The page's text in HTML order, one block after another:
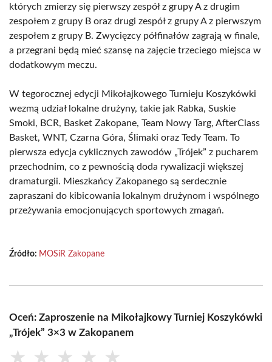
których zmierzy się pierwszy zespół z grupy A z drugim
zespołem z grupy B oraz drugi zespół z grupy A z pierwszym
zespołem z grupy B. Zwycięzcy półfinałów zagrają w finale,
a przegrani będą mieć szansę na zajęcie trzeciego miejsca w
dodatkowym meczu.
W tegorocznej edycji Mikołajkowego Turnieju Koszykówki
wezmą udział lokalne drużyny, takie jak Rabka, Suskie
Smoki, BCR, Basket Zakopane, Team Nowy Targ, AfterClass
Basket, WNT, Czarna Góra, Ślimaki oraz Tedy Team. To
pierwsza edycja cyklicznych zawodów „Trójek” z pucharem
przechodnim, co z pewnością doda rywalizacji większej
dramaturgii. Mieszkańcy Zakopanego są serdecznie
zapraszani do kibicowania lokalnym drużynom i wspólnego
przeżywania emocjonujących sportowych zmagań.
Źródło: MOSiR Zakopane
Oceń: Zaproszenie na Mikołajkowy Turniej Koszykówki
„Trójek” 3×3 w Zakopanem
★ ★ ★ ★ ★